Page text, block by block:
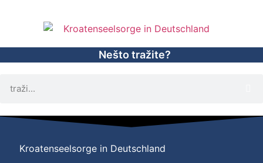
Nešto tražite?
Kroatenseelsorge in Deutschland